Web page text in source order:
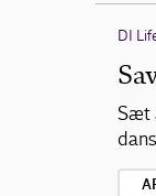
DI
Sæt